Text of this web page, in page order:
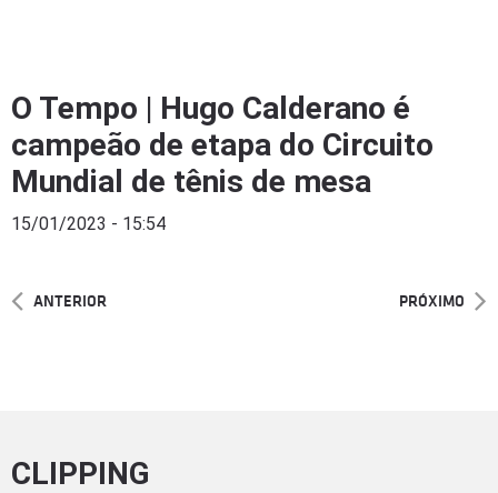
O Tempo | Hugo Calderano é
campeão de etapa do Circuito
Mundial de tênis de mesa
15/01/2023 - 15:54
ANTERIOR PRÓXIMO
CLIPPING